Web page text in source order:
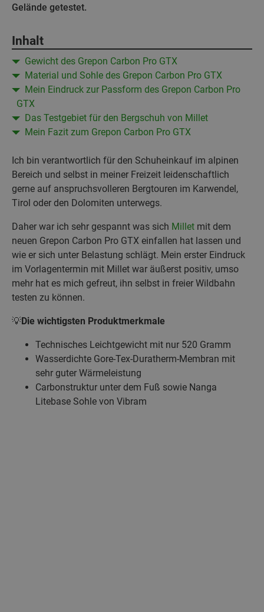
Gelände getestet.
Inhalt
Gewicht des Grepon Carbon Pro GTX
Material und Sohle des Grepon Carbon Pro GTX
Mein Eindruck zur Passform des Grepon Carbon Pro
GTX
Das Testgebiet für den Bergschuh von Millet
Mein Fazit zum Grepon Carbon Pro GTX
Ich bin verantwortlich für den Schuheinkauf im alpinen
Bereich und selbst in meiner Freizeit leidenschaftlich
gerne auf anspruchsvolleren Bergtouren im Karwendel,
Tirol oder den Dolomiten unterwegs.
Daher war ich sehr gespannt was sich Millet mit dem
neuen Grepon Carbon Pro GTX einfallen hat lassen und
wie er sich unter Belastung schlägt. Mein erster Eindruck
im Vorlagentermin mit Millet war äußerst positiv, umso
mehr hat es mich gefreut, ihn selbst in freier Wildbahn
testen zu können.
💡Die wichtigsten Produktmerkmale
Technisches Leichtgewicht mit nur 520 Gramm
Wasserdichte Gore-Tex-Duratherm-Membran mit
sehr guter Wärmeleistung
Carbonstruktur unter dem Fuß sowie Nanga
Litebase Sohle von Vibram